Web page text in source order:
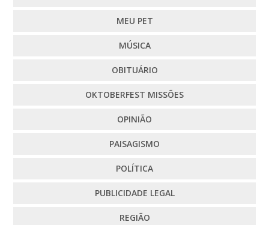
MEU PET
MÚSICA
OBITUÁRIO
OKTOBERFEST MISSÕES
OPINIÃO
PAISAGISMO
POLÍTICA
PUBLICIDADE LEGAL
REGIÃO